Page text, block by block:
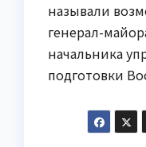
называли
генерал-
начальника
подготовки